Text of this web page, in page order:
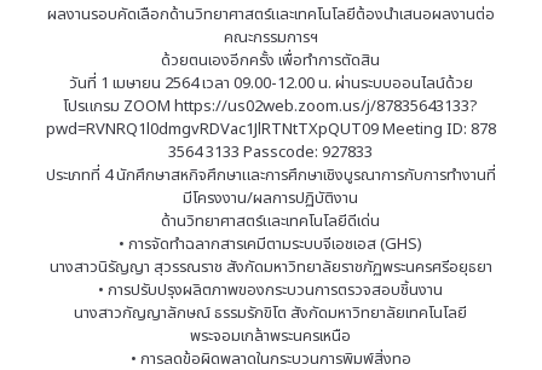
ผลงานรอบคัดเลือกด้านวิทยาศาสตร์และเทคโนโลยีต้องนำเสนอผลงานต่อ
คณะกรรมการฯ
ด้วยตนเองอีกครั้ง เพื่อทำการตัดสิน
วันที่ 1 เมษายน 2564 เวลา 09.00-12.00 น. ผ่านระบบออนไลน์ด้วย
โปรแกรม ZOOM https://us02web.zoom.us/j/87835643133?
pwd=RVNRQ1l0dmgvRDVac1JlRTNtTXpQUT09 Meeting ID: 878
3564 3133 Passcode: 927833
ประเภทที่ 4 นักศึกษาสหกิจศึกษาและการศึกษาเชิงบูรณาการกับการทำงานที่
มีโครงงาน/ผลการปฏิบัติงาน
ด้านวิทยาศาสตร์และเทคโนโลยีดีเด่น
• การจัดทำฉลากสารเคมีตามระบบจีเอชเอส (GHS)
นางสาวนิรัญญา สุวรรณราช สังกัดมหาวิทยาลัยราชภัฏพระนครศรีอยุธยา
• การปรับปรุงผลิตภาพของกระบวนการตรวจสอบชิ้นงาน
นางสาวกัญญาลักษณ์ ธรรมรักขิโต สังกัดมหาวิทยาลัยเทคโนโลยี
พระจอมเกล้าพระนครเหนือ
• การลดข้อผิดพลาดในกระบวนการพิมพ์สิ่งทอ